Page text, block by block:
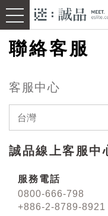
聯絡客服
客服中心
台灣
誠品線上客服中
服務電話
0800-666-798
+886-2-8789-8921